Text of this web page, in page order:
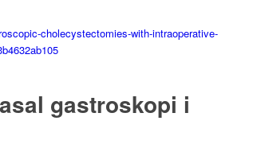
cholecystectomies-with-intraoperative-
gastroskopi i